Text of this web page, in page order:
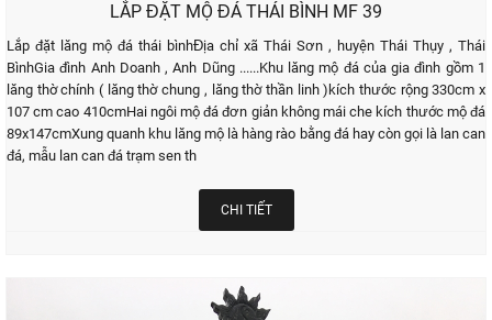
LẮP ĐẶT MỘ ĐÁ THÁI BÌNH MF 39
Lắp đặt lăng mộ đá thái bìnhĐịa chỉ xã Thái Sơn , huyện Thái Thụy , Thái
BìnhGia đình Anh Doanh , Anh Dũng ......Khu lăng mộ đá của gia đình gồm 1
lăng thờ chính ( lăng thờ chung , lăng thờ thần linh )kích thước rộng 330cm x
107 cm cao 410cmHai ngôi mộ đá đơn giản không mái che kích thước mộ đá
89x147cmXung quanh khu lăng mộ là hàng rào bằng đá hay còn gọi là lan can
đá, mẫu lan can đá trạm sen th
CHI TIẾT